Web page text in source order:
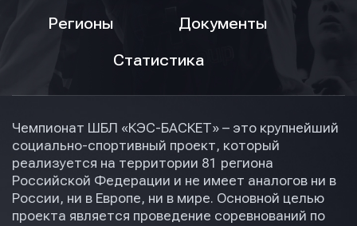
Регионы
Документы
Статистика
Чемпионат ШБЛ «КЭС-БАСКЕТ» – это крупнейший
социально-спортивный проект, который
реализуется на территории 81 региона
Российской Федерации и не имеет аналогов ни в
России, ни в Европе, ни в мире. Основной целью
проекта является проведение соревнований по